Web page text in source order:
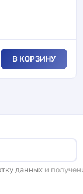
В КОРЗИНУ
данных и